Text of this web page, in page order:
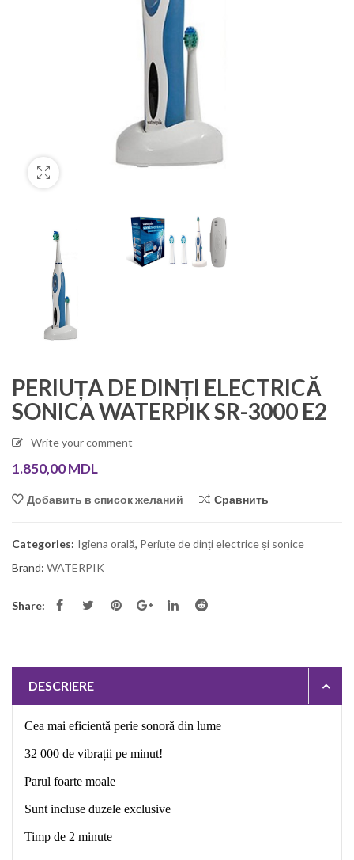
PERIUȚA DE DINȚI ELECTRICĂ
SONICA WATERPIK SR-3000 E2
Write your comment
1.850,00MDL
Добавить в список желаний Сравнить
Categories: Igiena orală, Periuțe de dinți electrice și sonice
Brand: WATERPIK
Share:
DESCRIERE
Cea mai eficientă perie sonoră din lume
32 000 de vibrații pe minut!
Parul foarte moale
Sunt incluse duzele exclusive
Timp de 2 minute